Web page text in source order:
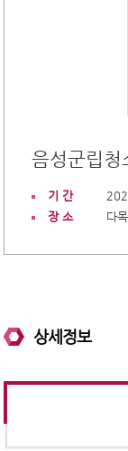
음성군립청
기 간
장 소
다
상세정보